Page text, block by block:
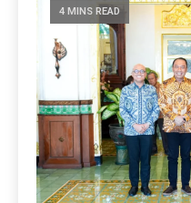
4 MINS READ